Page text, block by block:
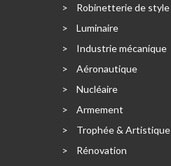
>
Robinetterie de style
>
Luminaire
>
Industrie mécanique
>
Aéronautique
>
Nucléaire
>
Armement
>
Trophée & Artistique
>
Rénovation